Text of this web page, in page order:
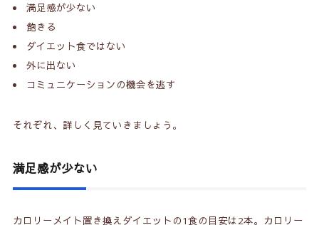
満足感が少ない
飽きる
ダイエット食ではない
外に出ない
コミュニケーションの機会を逃す
それぞれ、詳しく見ていきましょう。
満足感が少ない
カロリーメイト置き換えダイエットの1食の目安は2本。カロリー